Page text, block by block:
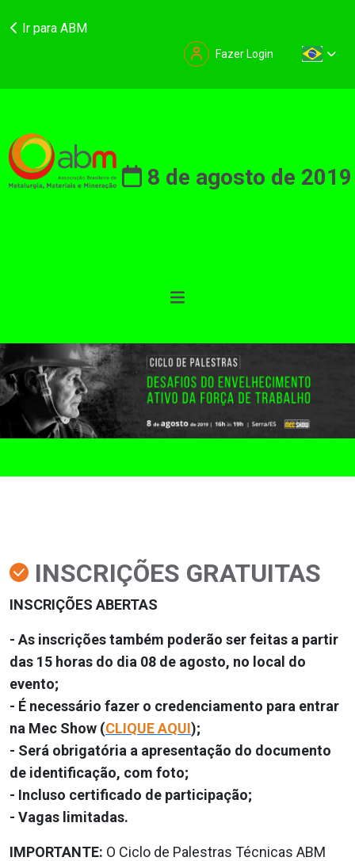
Ir para ABM
Fazer Login
8 de agosto de 2019
INSCRIÇÕES GRATUITAS
INSCRIÇÕES ABERTAS
- As inscrições também poderão ser feitas a partir
das 15 horas do dia 08 de agosto, no local do
evento;
- É necessário fazer o credenciamento para entrar
na Mec Show (CLIQUE AQUI);
- Será obrigatória a apresentação do documento
de identificação, com foto;
- Incluso certificado de participação;
- Vagas limitadas.
IMPORTANTE: O Ciclo de Palestras Técnicas ABM